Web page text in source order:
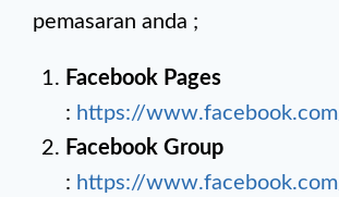
pemasaran anda ;
Facebook Pages
: https://
Facebook Group
: https://